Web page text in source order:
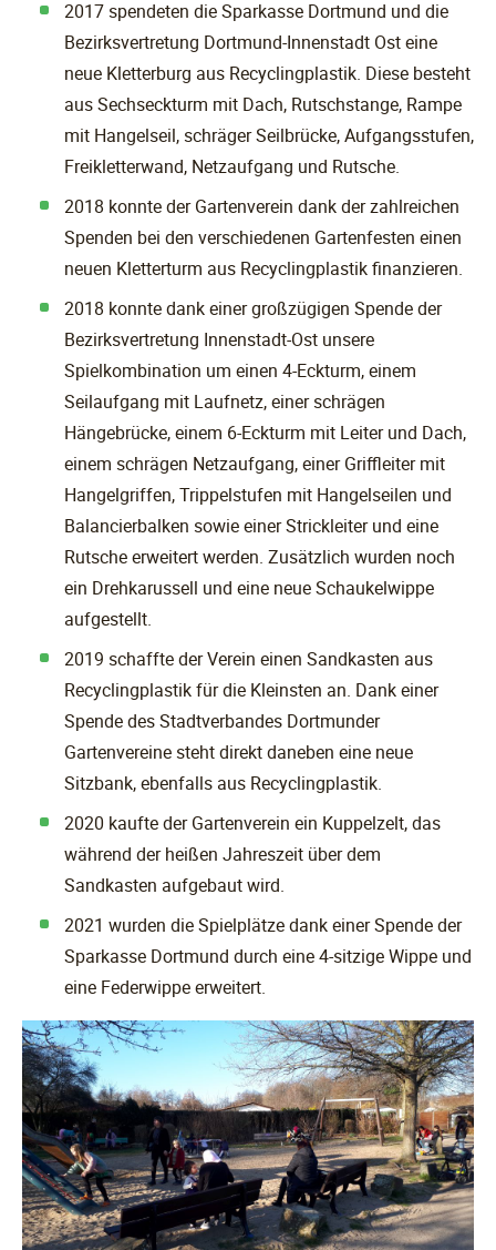
2017 spendeten die Sparkasse Dortmund und die
Bezirksvertretung Dortmund-Innenstadt Ost eine
neue Kletterburg aus Recyclingplastik. Diese besteht
aus Sechseckturm mit Dach, Rutschstange, Rampe
mit Hangelseil, schräger Seilbrücke, Aufgangsstufen,
Freikletterwand, Netzaufgang und Rutsche.
2018 konnte der Gartenverein dank der zahlreichen
Spenden bei den verschiedenen Gartenfesten einen
neuen Kletterturm aus Recyclingplastik finanzieren.
2018 konnte dank einer großzügigen Spende der
Bezirksvertretung Innenstadt-Ost unsere
Spielkombination um einen 4-Eckturm, einem
Seilaufgang mit Laufnetz, einer schrägen
Hängebrücke, einem 6-Eckturm mit Leiter und Dach,
einem schrägen Netzaufgang, einer Griffleiter mit
Hangelgriffen, Trippelstufen mit Hangelseilen und
Balancierbalken sowie einer Strickleiter und eine
Rutsche erweitert werden. Zusätzlich wurden noch
ein Drehkarussell und eine neue Schaukelwippe
aufgestellt.
2019 schaffte der Verein einen Sandkasten aus
Recyclingplastik für die Kleinsten an. Dank einer
Spende des Stadtverbandes Dortmunder
Gartenvereine steht direkt daneben eine neue
Sitzbank, ebenfalls aus Recyclingplastik.
2020 kaufte der Gartenverein ein Kuppelzelt, das
während der heißen Jahreszeit über dem
Sandkasten aufgebaut wird.
2021 wurden die Spielplätze dank einer Spende der
Sparkasse Dortmund durch eine 4-sitzige Wippe und
eine Federwippe erweitert.